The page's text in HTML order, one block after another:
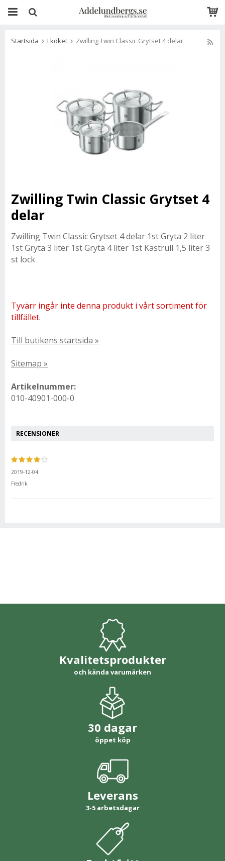
Startsida I köket Zwilling Twin Classic Grytset 4 delar
Zwilling Twin Classic Grytset 4
delar
Zwilling Twin Classic Grytset 4 delar 1st Gryta 2 liter
1st Gryta 3 liter 1st Gryta 4 liter 1st Kastrull 1,5 liter 3
st lock
Tyvärr ingår inte denna produkt i vårt sortiment för
tillfället.
Till butikens startsida »
Sitemap »
Artikelnummer:
010-40901-000-0
RECENSIONER
2019-12-04
Fredrik
Kvalitetsprodukter
och kända varumärken
30 dagar
öppet köp
Leverans
3-5 arbetsdagar